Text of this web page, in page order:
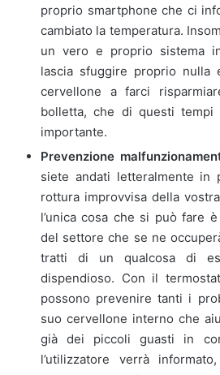
proprio smartphone che ci
cambiato la temperatura.
un vero e proprio sistema
lascia sfuggire proprio nulla
cervellone a farci
bolletta, che di questi tempi
importante.
Prevenzione
siete andati letteralmente in
rottura improvvisa della
l’unica cosa che si può fare
del settore che se ne
tratti di un qualcosa di
dispendioso. Con il
possono prevenire tanti i
suo cervellone interno che
già dei piccoli guasti in
l’utilizzatore verrà